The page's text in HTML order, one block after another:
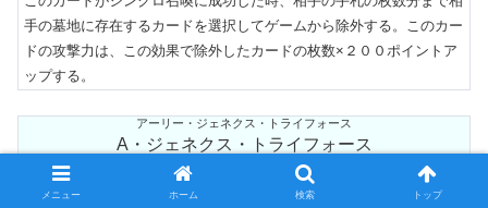
手の墓地に存在するカードを選択してゲームから除外する。このカー
ドの攻撃力は、この効果で除外したカードの枚数×２００ポイントア
ップする。
アーリー・ジェネクス・トライフォース
A・ジェネクス・トライフォース
DT08-JP039
シンクロ／効果
メニュー ホーム 検索 トップ